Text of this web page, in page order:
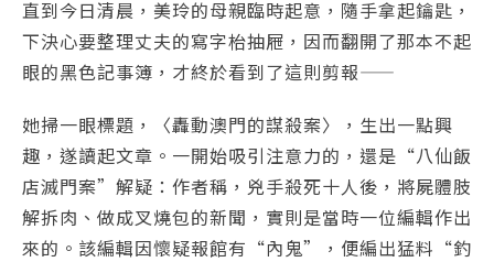
直到今日清晨，美玲的母親臨時起意，隨手拿起鑰匙，
下決心要整理丈夫的寫字枱抽屜，因而翻開了那本不起
眼的黑色記事簿，才終於看到了這則剪報——
她掃一眼標題，〈轟動澳門的謀殺案〉，生出一點興
趣，遂讀起文章。一開始吸引注意力的，還是“八仙飯
店滅門案”解疑：作者稱，兇手殺死十人後，將屍體肢
解拆肉、做成叉燒包的新聞，實則是當時一位編輯作出
來的。該編輯因懷疑報館有“內鬼”，便編出猛料“釣